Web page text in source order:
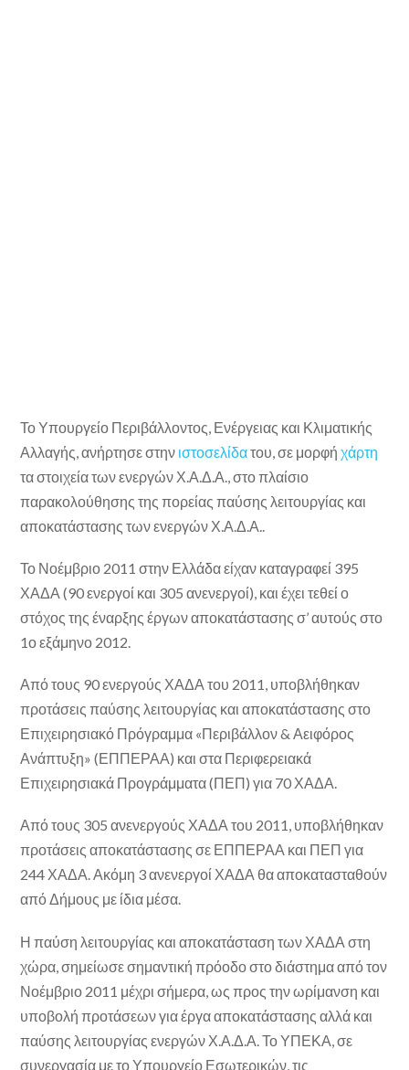
Το Υπουργείο Περιβάλλοντος, Ενέργειας και Κλιματικής
Αλλαγής, ανήρτησε στην ιστοσελίδατου, σε μορφήχάρτη
τα στοιχεία των ενεργών Χ.Α.Δ.Α., στο πλαίσιο
παρακολούθησης της πορείας παύσης λειτουργίας και
αποκατάστασης των ενεργών Χ.Α.Δ.Α..
Το Νοέμβριο 2011 στην Ελλάδα είχαν καταγραφεί 395
ΧΑΔΑ (90 ενεργοί και 305 ανενεργοί), και έχει τεθεί ο
στόχος της έναρξης έργων αποκατάστασης σ’ αυτούς στο
1ο εξάμηνο 2012.
Από τους 90 ενεργούς ΧΑΔΑ του 2011, υποβλήθηκαν
προτάσεις παύσης λειτουργίας και αποκατάστασης στο
Επιχειρησιακό Πρόγραμμα «Περιβάλλον & Αειφόρος
Ανάπτυξη» (ΕΠΠΕΡΑΑ) και στα Περιφερειακά
Επιχειρησιακά Προγράμματα (ΠΕΠ) για 70 ΧΑΔΑ.
Από τους 305 ανενεργούς ΧΑΔΑ του 2011, υποβλήθηκαν
προτάσεις αποκατάστασης σε ΕΠΠΕΡΑΑ και ΠΕΠ για
244 ΧΑΔΑ. Ακόμη 3 ανενεργοί ΧΑΔΑ θα αποκατασταθούν
από Δήμους με ίδια μέσα.
Η παύση λειτουργίας και αποκατάσταση των ΧΑΔΑ στη
χώρα, σημείωσε σημαντική πρόοδο στο διάστημα από τον
Νοέμβριο 2011 μέχρι σήμερα, ως προς την ωρίμανση και
υποβολή προτάσεων για έργα αποκατάστασης αλλά και
παύσης λειτουργίας ενεργών Χ.Α.Δ.Α. Το ΥΠΕΚΑ, σε
συνεργασία με το Υπουργείο Εσωτερικών, τις